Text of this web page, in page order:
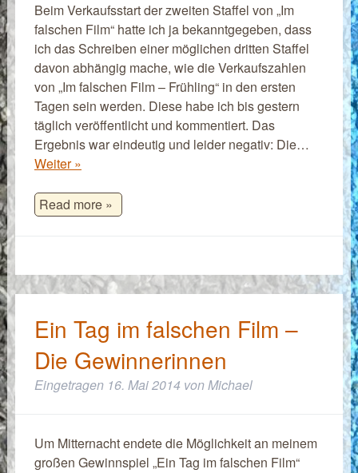
Beim Verkaufsstart der zweiten Staffel von „Im
falschen Film“ hatte ich ja bekanntgegeben, dass
ich das Schreiben einer möglichen dritten Staffel
davon abhängig mache, wie die Verkaufszahlen
von „Im falschen Film – Frühling“ in den ersten
Tagen sein werden. Diese habe ich bis gestern
täglich veröffentlicht und kommentiert. Das
Ergebnis war eindeutig und leider negativ: Die…
Weiter »
Read more »
Ein Tag im falschen Film –
Die Gewinnerinnen
Eingetragen 16. Mai 2014 vonMichael
Um Mitternacht endete die Möglichkeit an meinem
großen Gewinnspiel „Ein Tag im falschen Film“